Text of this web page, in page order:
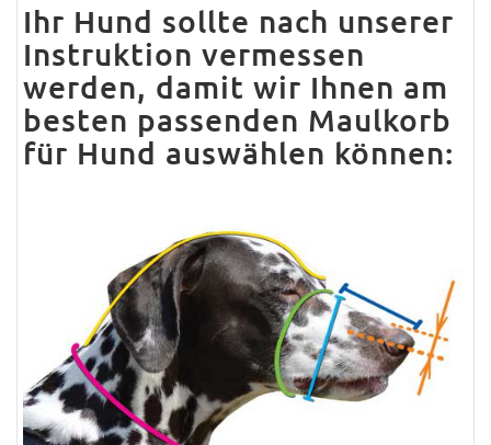
Ihr Hund sollte nach unserer
Instruktion vermessen
werden, damit wir Ihnen am
besten passenden Maulkorb
für Hund auswählen können: